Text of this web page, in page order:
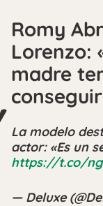
Romy
Lorenzo:
madre
La modelo
actor: «Es un
https://t.co/
— Deluxe